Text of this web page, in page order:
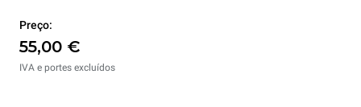
Preço:
55,00 €
IVA e portes excluídos